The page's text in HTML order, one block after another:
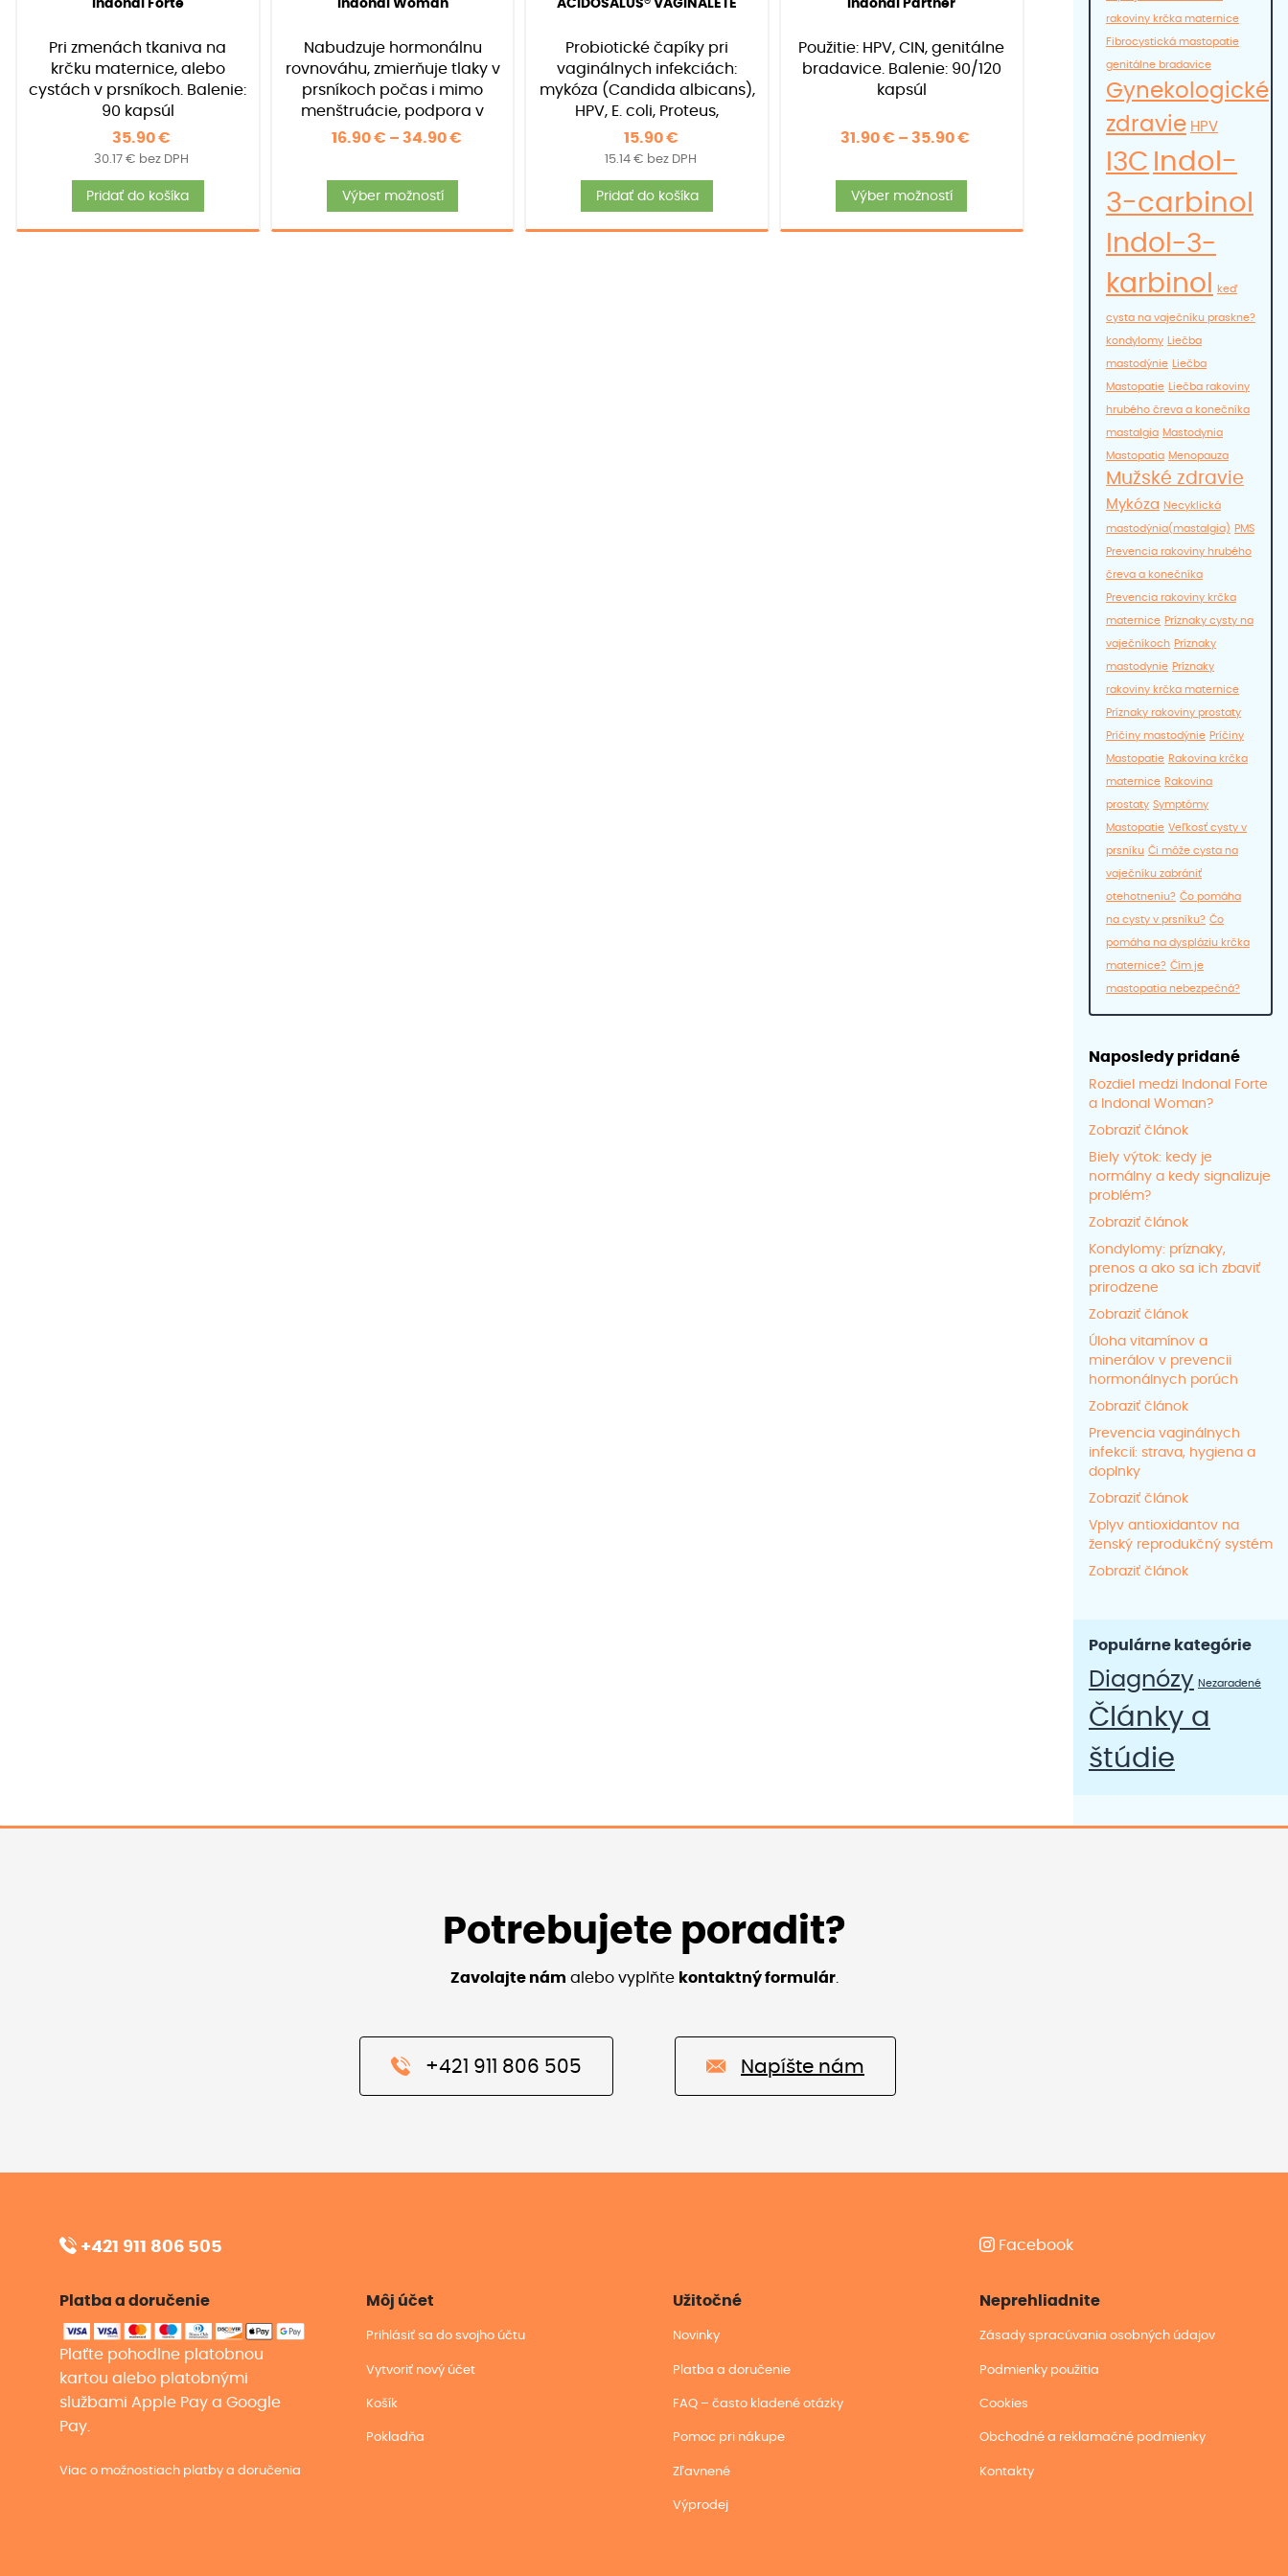
4.91
základe
zákazníckych
recenzií
Indonal Forte
Pri zmenách tkaniva na
krčku maternice, alebo
cystách v prsníkoch. Balenie:
90 kapsúl
35.90€
30.17€ bez DPH
Pridať do košíka
4.97
základe
zákazníckych
recenzií
Indonal Woman
Nabudzuje hormonálnu
rovnováhu, zmierňuje tlaky v
prsníkoch počas i mimo
menštruácie, podpora v
období menopauzy. Balenie:
16.90€ – 34.90€Price
34.90 €
Výber možností
má
4.95
základe
zákazníckych
recenzií
ACIDOSALUS® VAGINALETE
Probiotické čapíky pri
vaginálnych infekciách:
mykóza (Candida albicans),
HPV, E. coli, Proteus,
Chlamydia. Balenie: 7ks
15.90€
15.14€ bez DPH
Pridať do košíka
5.00
zákazníckych
recenzií
Indonal Partner
Použitie: HPV, CIN, genitálne
bradavice. Balenie: 90/120
kapsúl
31.90€ – 35.90€
35.90 €
Výber možností
má
rakoviny krčka maternice
Fibrocystická mastopatie
genitálne bradavice
Gynekologické
zdravie HPV
I3C Indol-
3-carbinol
Indol-3-
karbinol
keď
cysta na vaječníku praskne?
kondylomy Liečba
mastodýnie Liečba
Mastopatie Liečba rakoviny
hrubého čreva a konečníka
mastalgia Mastodynia
Mastopatia Menopauza
Mužské zdravie
Mykóza Necyklická
mastodýnia(mastalgia) PMS
Prevencia rakoviny hrubého
čreva a konečníka
Prevencia rakoviny krčka
maternice Príznaky cysty na
vaječníkoch Príznaky
mastodynie Príznaky
rakoviny krčka maternice
Príznaky rakoviny prostaty
Príčiny mastodýnie Príčiny
Mastopatie Rakovina krčka
maternice Rakovina
prostaty Symptómy
Mastopatie Veľkosť cysty v
prsníku Či môže cysta na
vaječníku zabrániť
otehotneniu? Čo pomáha
na cysty v prsníku? Čo
pomáha na dyspláziu krčka
maternice? Čím je
mastopatia nebezpečná?
Naposledy pridané
Rozdiel medzi Indonal Forte
a Indonal Woman?
Zobraziť článok
Biely výtok: kedy je
normálny a kedy signalizuje
problém?
Zobraziť článok
Kondylomy: príznaky,
prenos a ako sa ich zbaviť
prirodzene
Zobraziť článok
Úloha vitamínov a
minerálov v prevencii
hormonálnych porúch
Zobraziť článok
Prevencia vaginálnych
infekcií: strava, hygiena a
doplnky
Zobraziť článok
Vplyv antioxidantov na
ženský reprodukčný systém
Zobraziť článok
Populárne kategórie
Diagnózy Nezaradené
Články a
štúdie
Potrebujete poradit?
Zavolajte nám alebo vyplňte kontaktný formulár.
+421 911 806 505 Napíšte nám
+421 911 806 505 Facebook
Platba a doručenie
Plaťte pohodlne platobnou
kartou alebo platobnými
službami Apple Pay a Google
Pay.
Viac o možnostiach platby a doručenia
Môj účet
Prihlásiť sa do svojho účtu
Vytvoriť nový účet
Košík
Pokladňa
Užitočné
Novinky
Platba a doručenie
FAQ – často kladené otázky
Pomoc pri nákupe
Zľavnené
Výprodej
Neprehliadnite
Zásady spracúvania osobných údajov
Podmienky použitia
Cookies
Obchodné a reklamačné podmienky
Kontakty